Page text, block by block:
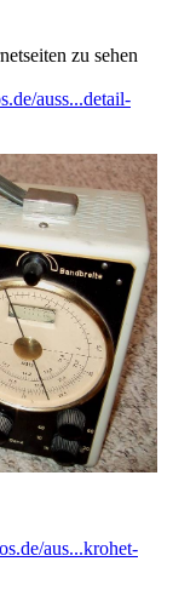
zu sehen
auss...detail-
aus...krohet-